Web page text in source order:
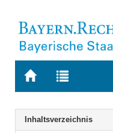
Zur
BAYERN.RECHT
Zur
letzten
Suche
Navigation
Inhaltsverzeichnis